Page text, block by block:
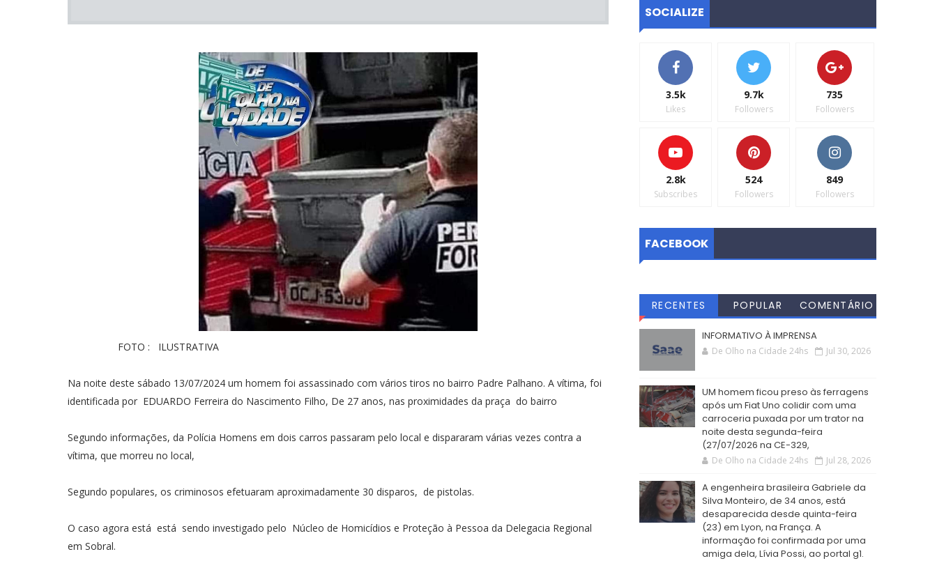
FOTO : ILUSTRATIVA
Na noite deste sábado 13/07/2024 um homem foi assassinado com vários tiros no bairro Padre Palhano. A vítima, foi
identificada por EDUARDO Ferreira do Nascimento Filho, De 27 anos, nas proximidades da praça do bairro
Segundo informações, da Polícia Homens em dois carros passaram pelo local e dispararam várias vezes contra a
vítima, que morreu no local,
Segundo populares, os criminosos efetuaram aproximadamente 30 disparos, de pistolas.
O caso agora está está sendo investigado pelo Núcleo de Homicídios e Proteção à Pessoa da Delegacia Regional
em Sobral.
SOCIALIZE
3.5k
Likes
9.7k
Followers
735
Followers
2.8k
Subscribes
524
Followers
849
Followers
FACEBOOK
RECENTES POPULAR
COMENTÁRIO
INFORMATIVO À IMPRENSA
De Olho na Cidade 24hs Jul 30, 2026
UM homem ficou preso às ferragens
após um Fiat Uno colidir com uma
carroceria puxada por um trator na
noite desta segunda-feira
(27/07/2026 na CE-329,
De Olho na Cidade 24hs Jul 28, 2026
A engenheira brasileira Gabriele da
Silva Monteiro, de 34 anos, está
desaparecida desde quinta-feira
(23) em Lyon, na França. A
informação foi confirmada por uma
amiga dela, Lívia Possi, ao portal g1.